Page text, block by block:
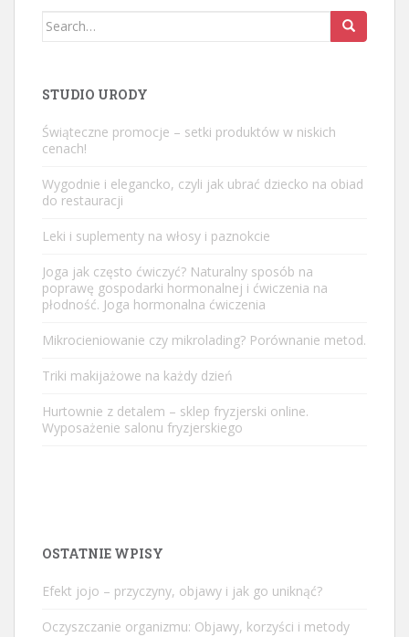
Search
STUDIO URODY
Świąteczne promocje – setki produktów w niskich
cenach!
Wygodnie i elegancko, czyli jak ubrać dziecko na obiad
do restauracji
Leki i suplementy na włosy i paznokcie
Joga jak często ćwiczyć? Naturalny sposób na
poprawę gospodarki hormonalnej i ćwiczenia na
płodność. Joga hormonalna ćwiczenia
Mikrocieniowanie czy mikrolading? Porównanie metod.
Triki makijażowe na każdy dzień
Hurtownie z detalem – sklep fryzjerski online.
Wyposażenie salonu fryzjerskiego
OSTATNIE WPISY
Efekt jojo – przyczyny, objawy i jak go uniknąć?
Oczyszczanie organizmu: Objawy, korzyści i metody